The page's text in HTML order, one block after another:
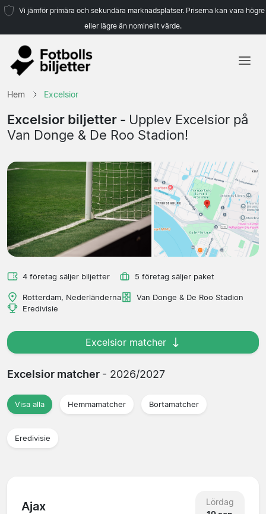
Vi jämför primära och sekundära marknadsplatser. Priserna kan vara högre
eller lägre än nominellt värde.
Lag
Ligor
Hem Excelsior
Excelsior biljetter - Upplev Excelsior på
Van Donge & De Roo Stadion!
4 företag säljer biljetter 5 företag säljer paket
Rotterdam, Nederländerna
Van Donge & De Roo Stadion
Eredivisie
Excelsior matcher
Excelsior matcher - 2026/2027
Visa alla Hemmamatcher Bortamatcher
Eredivisie
Ajax
Lördag